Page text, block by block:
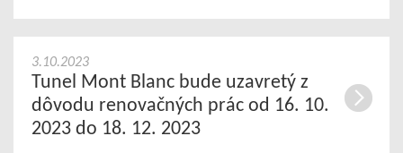
3.10.2023
Tunel Mont Blanc bude uzavretý z
dôvodu renovačných prác od 16. 10.
2023 do 18. 12. 2023